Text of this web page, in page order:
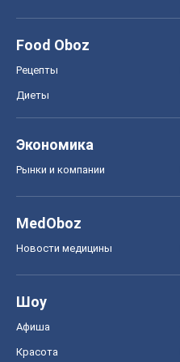
Food Oboz
Рецепты
Диеты
Экономика
Рынки и компании
MedOboz
Новости медицины
Шоу
Афиша
Красота